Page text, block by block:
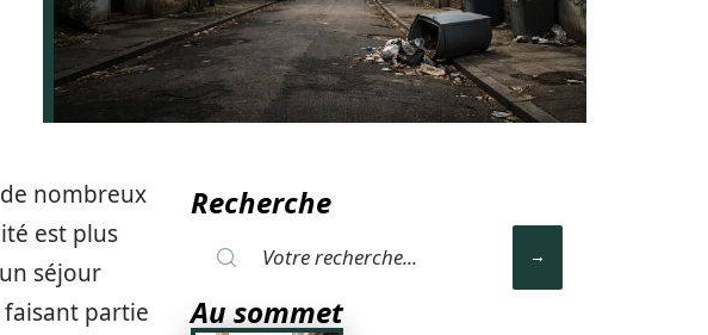
nombreux
est plus
séjour
faisant partie
Recherche
Au sommet